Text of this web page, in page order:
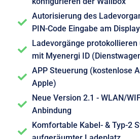
Autorisierung des
PIN-Code Eingabe am Display
Ladevorgänge
mit Myenergi ID
APP Steuerung (kostenlose
Apple)
Neue Version 2.1 - WLAN/
Anbindung
Komfortable Kabel- & Typ-2